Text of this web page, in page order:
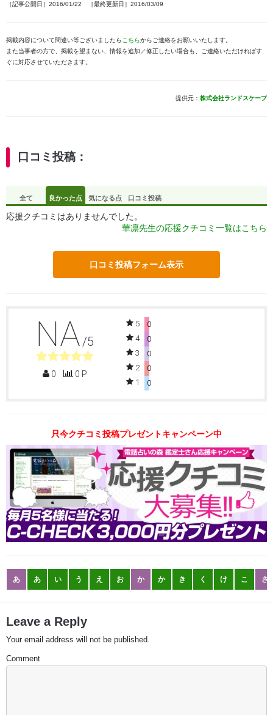
［記事公開日］2016/01/22 ［最終更新日］2016/03/09
掲載内容について間違い等ございましたら こちらからご連絡をお願いいたします。
また当事者の方で、掲載を望まない、情報を追加／修正したい場合も、ご連絡いただければす
ぐに対応させていただきます。
提供元： 株式会社ランドスケープ
口コミ投稿：
全て 良かった点 気になる点 口コミ投稿
応援クチコミはありませんでした。
華凛先生の応援クチコミ一覧はこちら
口コミ投稿フォーム表示
NA /5
0 0 P
5
0
4
0
3
0
2
0
1
0
只今クチコミ投稿プレゼントキャンペーン中
あ あ い う え お か か き く け こ さ
Leave a Reply
Your email address will not be published.
Comment